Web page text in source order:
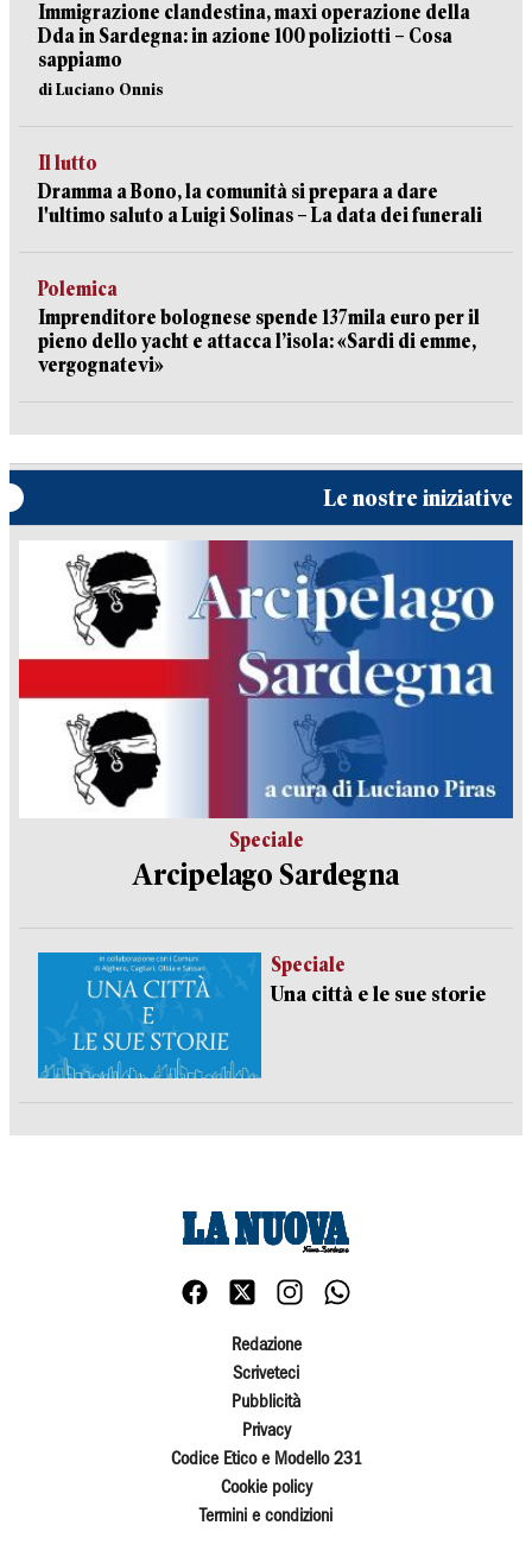
Immigrazione clandestina, maxi operazione della
Dda in Sardegna: in azione 100 poliziotti – Cosa
sappiamo
di Luciano Onnis
Il lutto
Dramma a Bono, la comunità si prepara a dare
l'ultimo saluto a Luigi Solinas – La data dei funerali
Polemica
Imprenditore bolognese spende 137mila euro per il
pieno dello yacht e attacca l’isola: «Sardi di emme,
vergognatevi»
Le nostre iniziative
Speciale
Arcipelago Sardegna
Speciale
Una città e le sue storie
Redazione
Scriveteci
Pubblicità
Privacy
Codice Etico e Modello 231
Cookie policy
Termini e condizioni